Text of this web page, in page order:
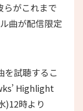
らがこれまで
曲が配信限定
を試聴するこ
Highlight
)12時より